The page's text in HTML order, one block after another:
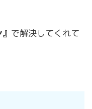
で解決してくれて